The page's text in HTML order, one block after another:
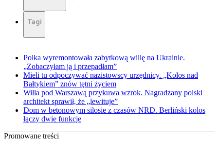
Tagi
Polka wyremontowała zabytkową willę na Ukrainie.
„Zobaczyłam ją i przepadłam”
Mieli tu odpoczywać nazistowscy urzędnicy. „Kolos nad
Bałtykiem” znów tętni życiem
Willa pod Warszawą przykuwa wzrok. Nagradzany polski
architekt sprawił, że „lewituje”
Dom w betonowym silosie z czasów NRD. Berliński kolos
łączy dwie funkcje
Promowane treści